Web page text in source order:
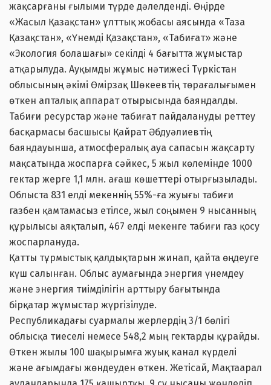
жақсарғаны ғылыми түрде дәлелденді. Өңірде
«Жасыл Қазақстан» ұлттық жобасы аясында «Таза
Қазақстан», «Үнемді Қазақстан», «Табиғат» және
«Экология болашағы» секілді 4 бағытта жұмыстар
атқарылуда. Ауқымды жұмыс нәтижесі Түркістан
облысының әкімі Өмірзақ Шөкеевтің төрағалығымен
өткен апталық аппарат отырысында баяндалды.
Табиғи ресурстар және табиғат пайдалануды реттеу
басқармасы басшысы Қайрат Әбдуәлиевтің
баяндауынша, атмосфералық ауа сапасын жақсарту
мақсатында жоспарға сәйкес, 5 жыл көлемінде 1000
гектар жерге 1,1 млн. ағаш көшеттері отырғызылады.
Облыста 831 елді мекеннің 55%-ға жуығы табиғи
газбен қамтамасыз етілсе, жыл соңымен 9 нысанның
құрылысы аяқталып, 467 елді мекенге табиғи газ қосу
жоспарлануда.
Қатты тұрмыстық қалдықтарын жинап, қайта өңдеуге
күш салынған. Облыс аумағында энергия үнемдеу
және энергия тиімділігін арттыру бағытында
бірқатар жұмыстар жүргізілуде.
Республикадағы суармалы жерлердің 3/1 бөлігі
облысқа тиеселі немесе 548,2 мың гектарды құрайды.
Өткен жылы 100 шақырымға жуық канал күрделі
және ағымдағы жөндеуден өткен. Жетісай, Мақтаарал